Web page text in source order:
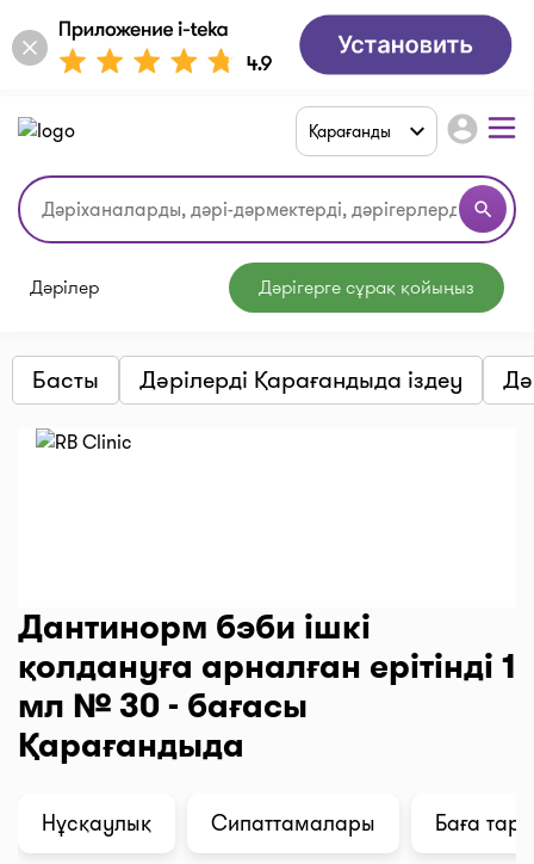
search
Қарағанды account_circle
Дәрілер Дәрігерге сұрақ қойыңыз
Басты Дәрілерді Қарағандыда іздеу
Дантинорм бэби ішкі
қолдануға арналған ерітінді 1
мл № 30 - бағасы
Қарағандыда
Нұсқаулық Сипаттамалары Баға